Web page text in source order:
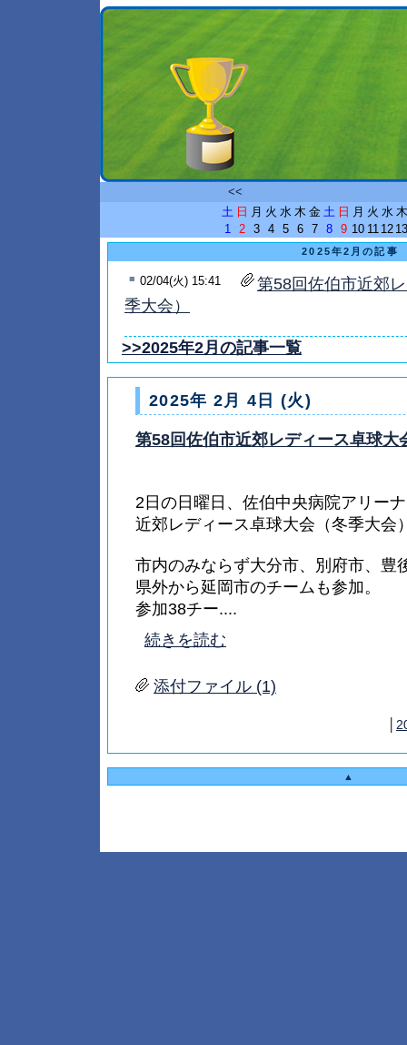
<<
土 日 月 火 水 木 金 土 日 月 火 水 木
1
2 3 4 5 6 7 8 9 10 11 12 13
2025年2月の記事
■ 02/04(火) 15:41
第58回佐伯市近郊
季大会）
>>2025年2月の記事一覧
2025年 2月 4日 (火)
第58回佐伯市近郊レディース卓球大
2日の日曜日、佐伯中央病院アリー
近郊レディース卓球大会（冬季大会
市内のみならず大分市、別府市、豊
県外から延岡市のチームも参加。
参加38チー....
続きを読む
添付ファイル (1)
▲